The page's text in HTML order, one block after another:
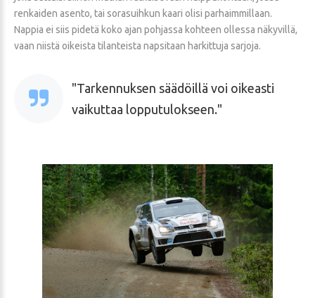
renkaiden asento, tai sorasuihkun kaari olisi parhaimmillaan.
Nappia ei siis pidetä koko ajan pohjassa kohteen ollessa näkyvillä,
vaan niistä oikeista tilanteista napsitaan harkittuja sarjoja.
Tarkennuksen säädöillä voi oikeasti
vaikuttaa lopputulokseen.